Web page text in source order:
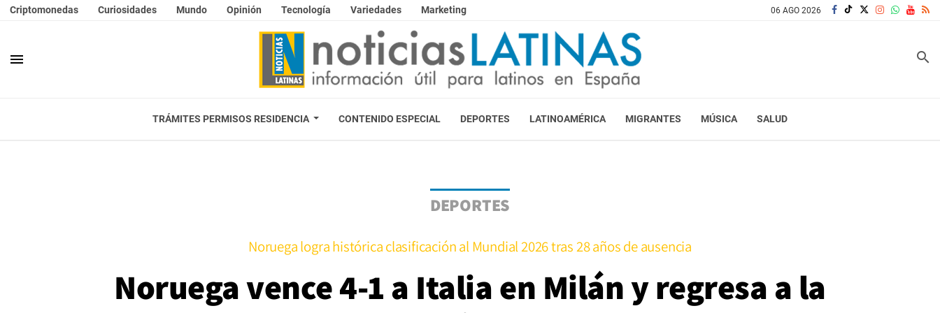
Criptomonedas Curiosidades Mundo Opinión Tecnología Variedades Marketing 06 AGO 2026
menu search
TRÁMITES PERMISOS RESIDENCIA CONTENIDO ESPECIAL DEPORTES LATINOAMÉRICA MIGRANTES MÚSICA SALUD
DEPORTES
Noruega logra histórica clasificación al Mundial 2026 tras 28 años de ausencia
Noruega vence 4-1 a Italia en Milán y regresa a la